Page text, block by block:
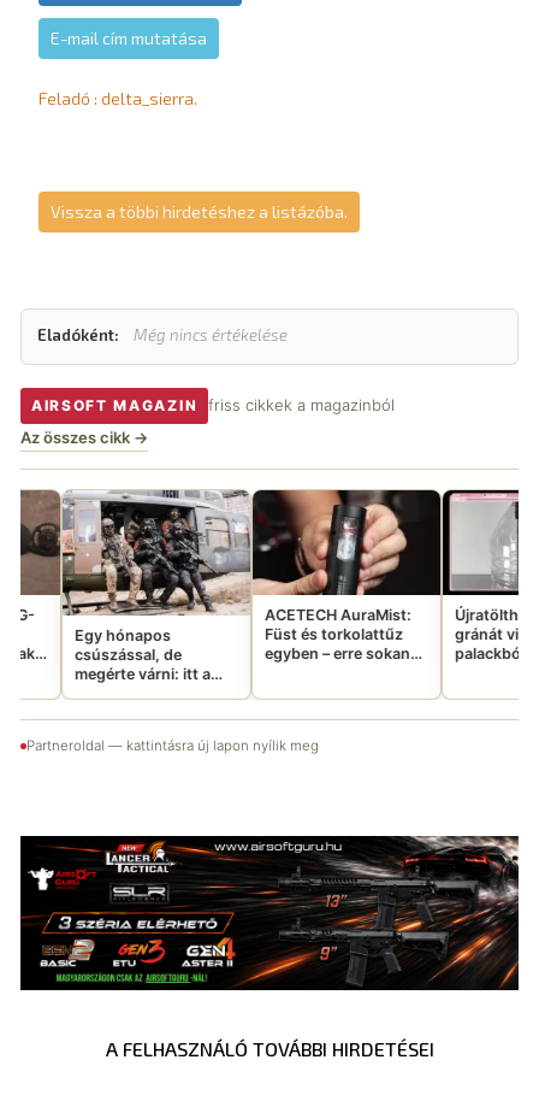
E-mail cím mutatása
Feladó : delta_sierra.
Vissza a többi hirdetéshez a listázóba.
Eladóként: Még nincs értékelése
AIRSOFT MAGAZIN
friss cikkek a magazinból
Az összes cikk →
de
várni: itt a
ACETECH AuraMist:
Füst és torkolattűz
egyben – erre sokan
vártatok
Újratölthető CO2
gránát vizes
palackból: tényleg
Partneroldal — kattintásra új lapon nyílik meg
A FELHASZNÁLÓ TOVÁBBI HIRDETÉSEI